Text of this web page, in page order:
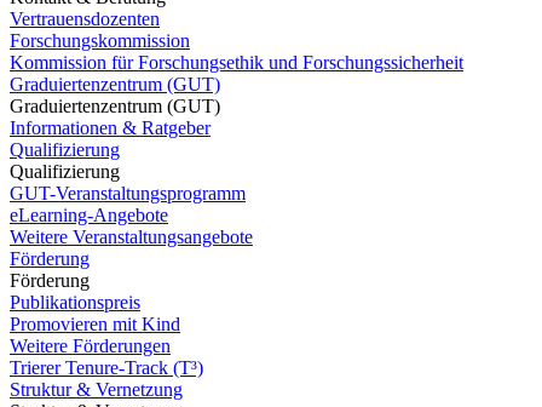
Vertrauensdozenten
Forschungskommission
Kommission für Forschungsethik und Forschungssicherheit
Graduiertenzentrum (GUT)
Graduiertenzentrum (GUT)
Informationen & Ratgeber
Qualifizierung
Qualifizierung
GUT-Veranstaltungsprogramm
eLearning-Angebote
Weitere Veranstaltungsangebote
Förderung
Förderung
Publikationspreis
Promovieren mit Kind
Weitere Förderungen
Trierer Tenure-Track (T³)
Struktur & Vernetzung